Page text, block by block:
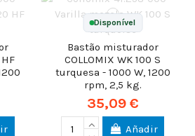
Disponível
Bastão misturador
COLLOMIX WK 100 S
turquesa - 1000 W, 1200
rpm, 2,5 kg.
35,09 €
Añadir